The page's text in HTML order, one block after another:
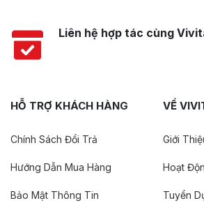
Liên hệ hợp tác cùng
HỖ TRỢ KHÁCH HÀNG
Chính Sách Đổi Trả
Hướng Dẫn Mua Hàng
Bảo Mật Thông Tin
VỀ
Giới
Hoạt
Tuyển